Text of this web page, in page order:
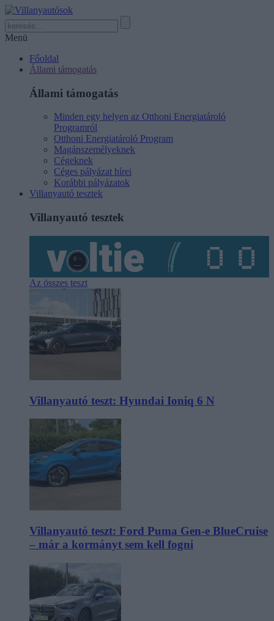
Menü
Főoldal
Állami támogatás
Állami támogatás
Minden egy helyen az Otthoni Energiatároló
Programról
Otthoni Energiatároló Program
Magánszemélyeknek
Cégeknek
Céges pályázat hírei
Korábbi pályázatok
Villanyautó tesztek
Villanyautó tesztek
Az összes teszt
Villanyautó teszt: Hyundai Ioniq 6 N
Villanyautó teszt: Ford Puma Gen-e BlueCruise
– már a kormányt sem kell fogni